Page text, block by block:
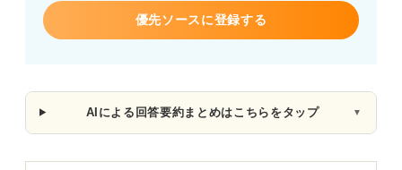
優先ソースに登録する
AIによる回答要約まとめはこちらをタップ ▼